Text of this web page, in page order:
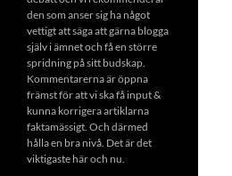
den som anser sig ha något
vettigt att säga att gärna blogga
själv i ämnet och få en större
spridning på sitt budskap.
Kommentarerna är öppna
främst för att vi ska få input &
kunna korrigera artiklarna
faktamässigt. Och därmed
hålla en bra nivå. Det är det
viktigaste här och nu.